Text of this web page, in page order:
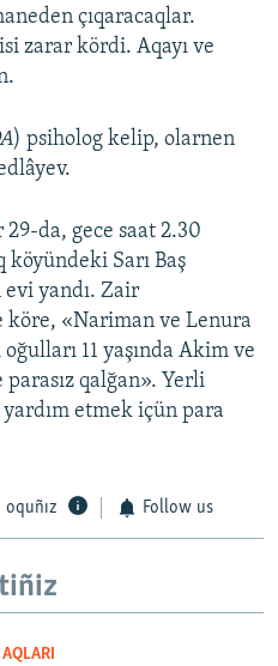
çıqaracaqlar.
zarar kördi. Aqayı ve
) psiholog kelip, olarnen
da, gece saat 2.30
köyündeki Sarı Baş
evi yandı. Zair
«Nariman ve Lenura
11 yaşında Akim ve
parasız qalğan». Yerli
etmek içün para
oquñız Follow us